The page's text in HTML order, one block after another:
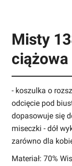
Misty
- koszulka o
odcięcie pod
dopasowuje się
miseczki - dół
zarówno dla
Materiał: 70%